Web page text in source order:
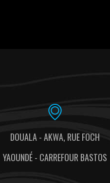
DOUALA - AKWA, RUE FOCH
YAOUNDÉ - CARREFOUR BASTOS